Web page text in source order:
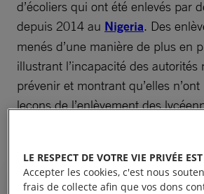
d’écoliers qui ont été enlevés par
depuis 2014 au Nigeria. Des
menés d’une manière de plus en
illustrant l’incapacité des autorités
prévenir et montrant qu’elles
leçons de l’enlèvement des
LE RESPECT DE VOTRE VIE PRIVÉE
Accepter les cookies, c'est nous
frais de collecte afin que vos dons